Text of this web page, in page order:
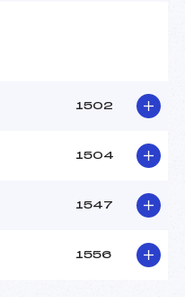
1502
1504
1547
1556